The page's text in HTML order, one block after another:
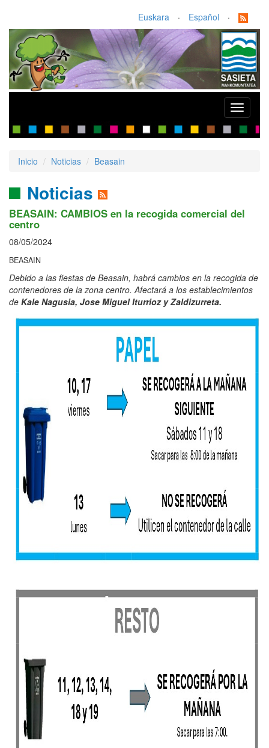
Euskara · Español ·
Toggle
Inicio Noticias Beasain
Noticias
BEASAIN: CAMBIOS en la recogida comercial del
centro
08/05/2024
BEASAIN
Debido a las fiestas de Beasain, habrá cambios en la recogida de
contenedores de la zona centro. Afectará a los establecimientos
de Kale Nagusia, Jose Miguel Iturrioz y Zaldizurreta.